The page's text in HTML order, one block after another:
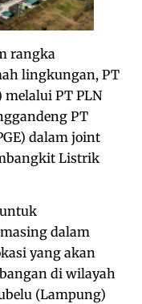
rangka
lingkungan, PT
melalui PT PLN
PT
dalam joint
Listrik
dalam
yang akan
di wilayah
(Lampung)